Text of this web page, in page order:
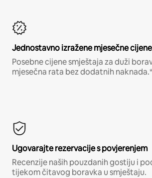
Jednostavno izražene mjesečne cijene
Posebne cijene smještaja za duži
mjesečna rata bez dodatnih naknada.*
Ugovarajte rezervacije s povjerenjem
Recenzije naših pouzdanih gostiju i
tijekom čitavog boravka u smještaju.